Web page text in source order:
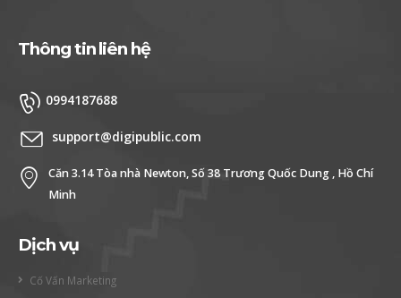
Thông tin liên hệ
0994187688
support@digipublic.com
Căn 3.14 Tòa nhà Newton, Số 38 Trương Quốc Dung , Hồ Chí
Minh
Dịch vụ
Cố Vấn Marketing